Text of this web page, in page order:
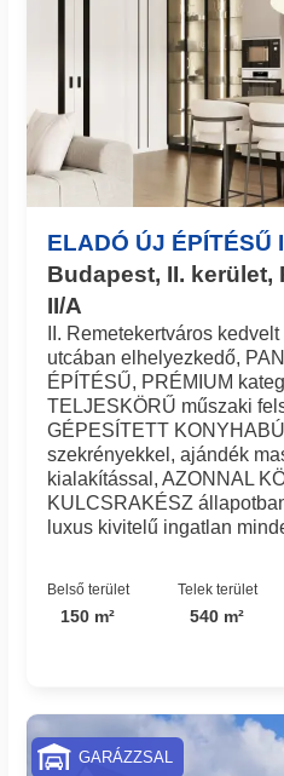
ELADÓ ÚJ ÉPÍTÉSŰ
Budapest, II. kerület,
II/A
II. Remetekertváros
utcában elhelyezkedő,
ÉPÍTÉSŰ, PRÉMIUM
TELJESKÖRŰ műszaki
GÉPESÍTETT
szekrényekkel, ajándék
kialakítással, AZONNAL
KULCSRAKÉSZ
luxus kivitelű ingatlan
Belső terület
150 m²
Telek terület
540 m²
GARÁZZSAL